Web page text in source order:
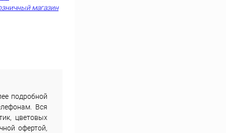
магазин
подробной
Вся
цветовых
офертой,